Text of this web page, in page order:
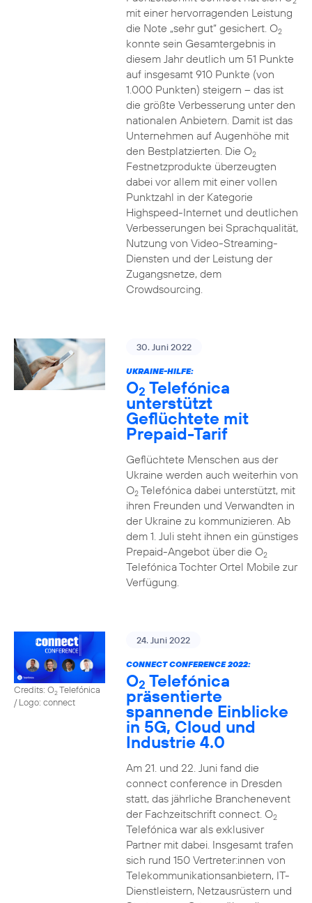
mit einer hervorragenden Leistung
die Note „sehr gut“ gesichert. O2
konnte sein Gesamtergebnis in
diesem Jahr deutlich um 51 Punkte
auf insgesamt 910 Punkte (von
1.000 Punkten) steigern – das ist
die größte Verbesserung unter den
nationalen Anbietern. Damit ist das
Unternehmen auf Augenhöhe mit
den Bestplatzierten. Die O2
Festnetzprodukte überzeugten
dabei vor allem mit einer vollen
Punktzahl in der Kategorie
Highspeed-Internet und deutlichen
Verbesserungen bei Sprachqualität,
Nutzung von Video-Streaming-
Diensten und der Leistung der
Zugangsnetze, dem
Crowdsourcing.
30. Juni 2022
UKRAINE-HILFE:
O2 Telefónica
unterstützt
Geflüchtete mit
Prepaid-Tarif
Geflüchtete Menschen aus der
Ukraine werden auch weiterhin von
O2Telefónica dabei unterstützt, mit
ihren Freunden und Verwandten in
der Ukraine zu kommunizieren. Ab
dem 1. Juli steht ihnen ein günstiges
Prepaid-Angebot über die O2
Telefónica Tochter Ortel Mobile zur
Verfügung.
Credits: O2Telefónica
/ Logo: connect
24. Juni 2022
CONNECT CONFERENCE 2022:
O2 Telefónica
präsentierte
spannende Einblicke
in 5G, Cloud und
Industrie 4.0
Am 21. und 22. Juni fand die
connect conference in Dresden
statt, das jährliche Branchenevent
der Fachzeitschrift connect. O2
Telefónica war als exklusiver
Partner mit dabei. Insgesamt trafen
sich rund 150 Vertreter:innen von
Telekommunikationsanbietern, IT-
Dienstleistern, Netzausrüstern und